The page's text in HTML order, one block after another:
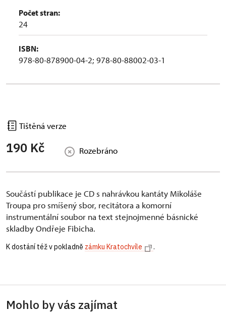
Počet stran:
24
ISBN:
978-80-878900-04-2; 978-80-88002-03-1
Tištěná verze
190 Kč Rozebráno
Součástí publikace je CD s nahrávkou kantáty Mikoláše
Troupa pro smíšený sbor, recitátora a komorní
instrumentální soubor na text stejnojmenné básnické
skladby Ondřeje Fibicha.
K dostání též v pokladně zámku Kratochvíle .
Mohlo by vás zajímat